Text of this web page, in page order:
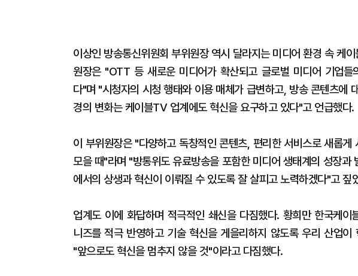
이상인 방송통신위원회 부위원장 역시 달라지는 미디어 환경 속 케
원장은 "OTT 등 새로운 미디어가 확산되고 글로벌 미디어 기업
다"며 "시청자의 시청 행태와 이용 매체가 급변하고, 방송 콘텐츠에
경의 변화는 케이블TV 업계에도 혁신을 요구하고 있다"고 언급했다.
이 부위원장은 "다양하고 독창적인 콘텐츠, 편리한 서비스로 새롭
모을 때"라며 "방통위도 유료방송을 포함한 미디어 생태계의 성장과
에서의 상생과 혁신이 이뤄질 수 있도록 잘 살피고 노력하겠다"고 짚
업계도 이에 화답하며 적극적인 쇄신을 다짐했다. 황희만 한국케
니즈를 적극 반영하고 기술 혁신을 게을리하지 않도록 우리 산업
"앞으로도 혁신을 멈추지 않을 것"이라고 다짐했다.